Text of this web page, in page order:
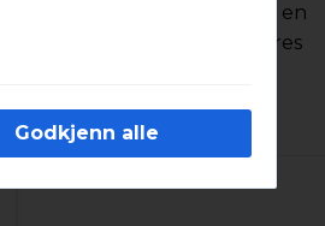
Filtermaterialet har en
fra Interfil leveres
Godkjenn alle